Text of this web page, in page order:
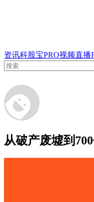
资讯科股宝PRO视频直播
从破产废墟到